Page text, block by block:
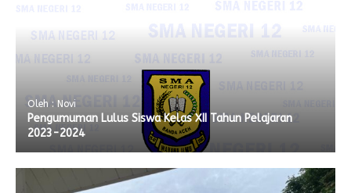
Oleh : Novi
Pengumuman Lulus Siswa Kelas XII Tahun Pelajaran
2023-2024